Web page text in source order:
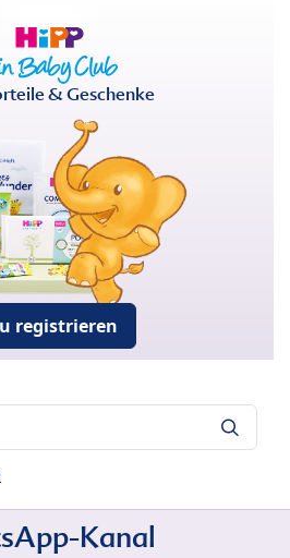
& Geschenke
registrieren
Kanal